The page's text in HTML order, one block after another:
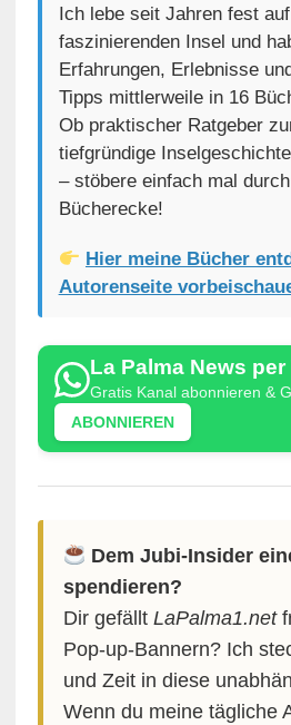
Ich lebe seit Jahren fest
faszinierenden Insel und
Erfahrungen, Erlebnisse
Tipps mittlerweile in 16
Ob praktischer Ratgeber
tiefgründige
– stöbere einfach mal
Bücherecke!
Hier meine Bücher
Autorenseite
La Palma News
Gratis Kanal abonnieren &
ABONNIEREN
Dem Jubi-Insider
spendieren?
Dir gefällt LaPalma1.net
Pop-up-Bannern? Ich
und Zeit in diese
Wenn du meine tägliche